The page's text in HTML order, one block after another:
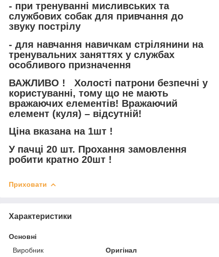
- при тренуванні мисливських та
службових собак для привчання до
звуку пострілу
- для навчання навичкам стрілянини на
тренувальних заняттях у службах
особливого призначення
ВАЖЛИВО ! Холості патрони безпечні у
користуванні, тому що не мають
вражаючих елементів! Вражаючий
елемент (куля) – відсутній!
Ціна вказана на 1шт !
У пачці 20 шт. Прохання замовлення
робити кратно 20шт !
Приховати
Характеристики
Основні
Виробник
Оригінал